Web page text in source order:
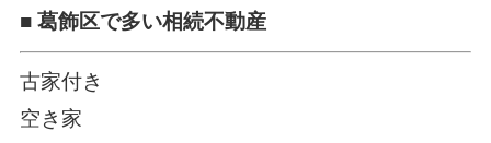
■ 葛飾区で多い相続不動産
古家付き
空き家